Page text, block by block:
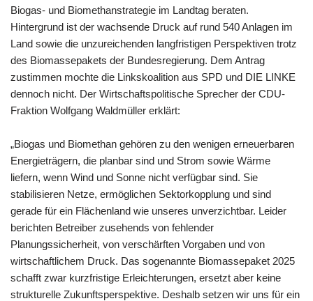
Biogas- und Biomethanstrategie im Landtag beraten.
Hintergrund ist der wachsende Druck auf rund 540 Anlagen im
Land sowie die unzureichenden langfristigen Perspektiven trotz
des Biomassepakets der Bundesregierung. Dem Antrag
zustimmen mochte die Linkskoalition aus SPD und DIE LINKE
dennoch nicht. Der Wirtschaftspolitische Sprecher der CDU-
Fraktion Wolfgang Waldmüller erklärt:
„Biogas und Biomethan gehören zu den wenigen erneuerbaren
Energieträgern, die planbar sind und Strom sowie Wärme
liefern, wenn Wind und Sonne nicht verfügbar sind. Sie
stabilisieren Netze, ermöglichen Sektorkopplung und sind
gerade für ein Flächenland wie unseres unverzichtbar. Leider
berichten Betreiber zusehends von fehlender
Planungssicherheit, von verschärften Vorgaben und von
wirtschaftlichem Druck. Das sogenannte Biomassepaket 2025
schafft zwar kurzfristige Erleichterungen, ersetzt aber keine
strukturelle Zukunftsperspektive. Deshalb setzen wir uns für ein